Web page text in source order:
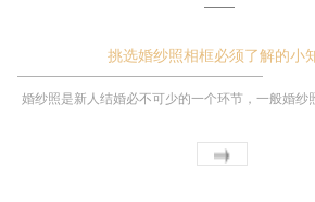
挑选婚纱照相框必须了解的小
婚纱照是新人结婚必不可少的一个环节，一般婚纱